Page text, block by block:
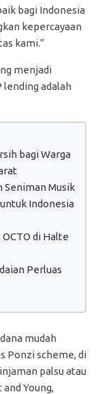
bagi Indonesia
kepercayaan
kami.”
menjadi
lending adalah
bagi Warga
Seniman Musik
Indonesia
di Halte
Perluas
mudah
Ponzi scheme, di
palsu atau
Young,